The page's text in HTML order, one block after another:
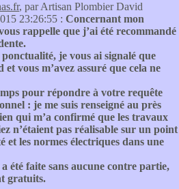
, par Artisan Plombier David
23:26:55 : Concernant mon
rappelle que j’ai été recommandé
je vous ai signalé que
vous m’avez assuré que cela ne
pour répondre à votre requête
: je me suis renseigné au près
qui m’a confirmé que les travaux
n’étaient pas réalisable sur un point
et les normes électriques dans une
été faite sans aucune contre partie,
gratuits.